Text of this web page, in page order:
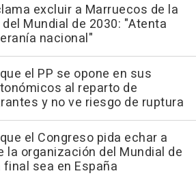
excluir a Marruecos de la
Mundial de 2030: "Atenta
nacional"
el PP se opone en sus
al reparto de
y no ve riesgo de ruptura
el Congreso pida echar a
la organización del Mundial de
final sea en España